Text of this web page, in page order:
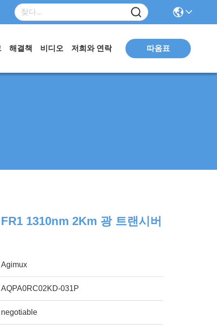
해결책 비디오 저희와 연락 따옴표
1310nm 2Km 광 트랜시버
Agimux
AQPA0RC02KD-031P
negotiable